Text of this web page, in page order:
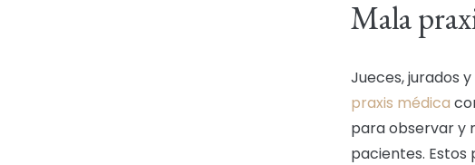
Mala
Jueces, jurados
praxis médica
para observar y
pacientes.